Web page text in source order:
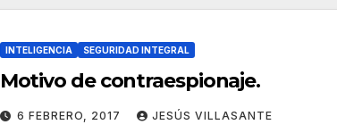
INTELIGENCIA SEGURIDAD INTEGRAL
Motivo de contraespionaje.
6 FEBRERO, 2017 JESÚS VILLASANTE